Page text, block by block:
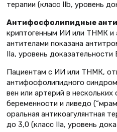
терапии (класс IIb, уровень
Антифосфолипидные
криптогенным ИИ или ТНМК и
антителами показана
IIa, уровень доказательности
Пациентам с ИИ или ТНМК,
антифосфолипидного
вен или артерий в
беременности и ливедо
оральная антикоагулянтная
до 3,0 (класс IIa, уровень